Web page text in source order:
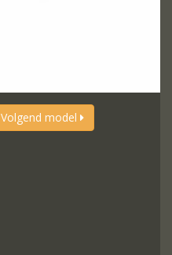
Volgend model